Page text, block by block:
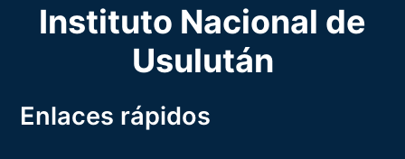
Instituto Nacional de
Usulután
Enlaces rápidos